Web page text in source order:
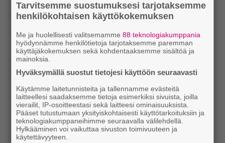
Tarvitsemme suostumuksesi tarjotaksemme
henkilökohtaisen käyttökokemuksen
Me ja huolellisesti valitsemamme88 teknologiakumppania
hyödynnämme henkilötietoja tarjotaksemme paremman
käyttäjäkokemuksen sekä kohdentaaksemme sisältöä ja
mainoksia.
Hyväksymällä suostut tietojesi käyttöön seuraavasti
Käytämme laitetunnisteita ja tallennamme evästeitä
laitteellesi saadaksemme tietoja esimerkiksi sivuista, joilla
vierailit, IP-osoitteestasi sekä laitteesi ominaisuuksista.
Pääset tutustumaan yksityiskohtaisesti käyttötarkoituksiin ja
teknologiakumppaneihimme seuraavalla välilehdellä.
Hylkääminen voi vaikuttaa sivuston toimivuuteen ja
käytettävyyteen.